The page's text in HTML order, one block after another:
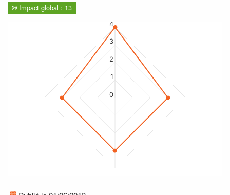
Impact global : 13
0
1
2
3
4